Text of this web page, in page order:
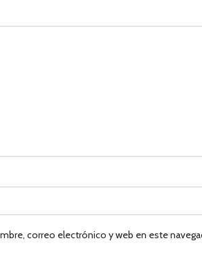
correo electrónico y web en este